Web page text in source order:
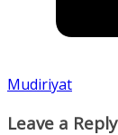
Mudiriyat
Leave a Reply